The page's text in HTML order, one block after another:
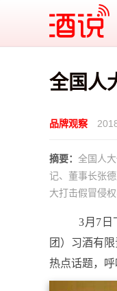
全国人
品牌观察
摘要： 全国人
记、董事长张
大打击假冒侵
3月7日
团）习酒有
热点话题，